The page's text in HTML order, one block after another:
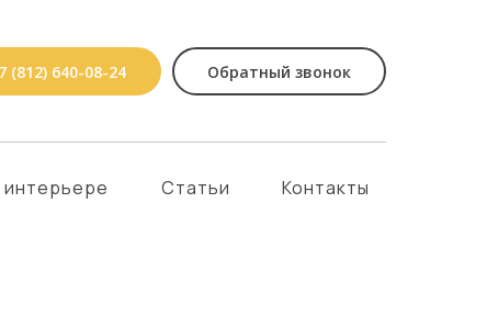
(812) 640-08-24 Обратный звонок
Статьи Контакты